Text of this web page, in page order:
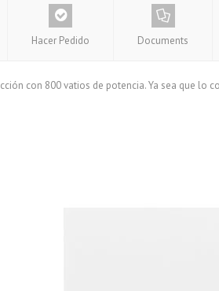
Hacer Pedido Documents
con 800 vatios de potencia. Ya sea que